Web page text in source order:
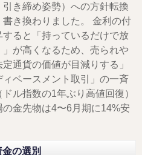
き締め姿勢）への方針転換
き換わりました。 金利の付
ると「持っているだけで放
が高くなるため、売られや
通貨の価値が目減りする」
ベースメント取引」の一斉
ル指数の1年ぶり高値回復）
金先物は4〜6月期に14%安
の選別